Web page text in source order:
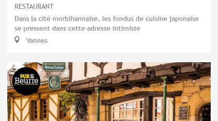
RESTAURANT
Dans la cité morbihannaise, les fondus de cuisine japonaise
se pressent dans cette adresse intimiste
Vannes